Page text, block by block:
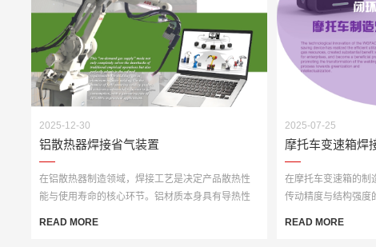
2025-12-30
铝散热器焊接省气装置
在铝散热器制造领域，焊接工艺是决定产品散热性
能与使用寿命的核心环节。铝材质本身具有导热性
READ MORE
2025-07-25
摩托车变速箱焊
在摩托车变速箱的制
传动精度与结构强度
READ MORE